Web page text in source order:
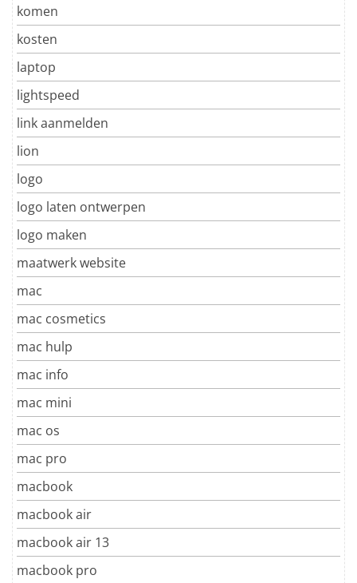
komen
kosten
laptop
lightspeed
link aanmelden
lion
logo
logo laten ontwerpen
logo maken
maatwerk website
mac
mac cosmetics
mac hulp
mac info
mac mini
mac os
mac pro
macbook
macbook air
macbook air 13
macbook pro